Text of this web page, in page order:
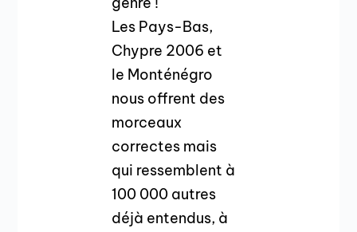
Les Pays-Bas,
Chypre 2006 et
le Monténégro
nous offrent des
morceaux
correctes mais
qui ressemblent à
100 000 autres
déjà entendus, à